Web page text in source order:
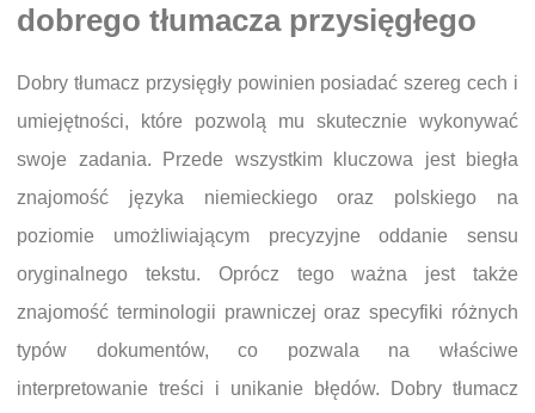
dobrego tłumacza przysięgłego
Dobry tłumacz przysięgły powinien posiadać szereg cech i
umiejętności, które pozwolą mu skutecznie wykonywać
swoje zadania. Przede wszystkim kluczowa jest biegła
znajomość języka niemieckiego oraz polskiego na
poziomie umożliwiającym precyzyjne oddanie sensu
oryginalnego tekstu. Oprócz tego ważna jest także
znajomość terminologii prawniczej oraz specyfiki różnych
typów dokumentów, co pozwala na właściwe
interpretowanie treści i unikanie błędów. Dobry tłumacz